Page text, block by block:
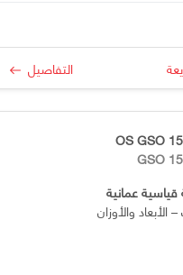
التفاصيل
OS GSO
GSO
عمانية
الأبعاد والأوزان